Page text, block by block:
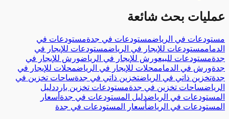
بحث شائعة
في الرياض مستودعات في جدةمستودعات في
مستودعات للإيجار في الرياض مستودعات للإيجار في
للبيعورش للإيجار في الرياض ورش للإيجار في
في الدمام محلات للإيجار في الرياض محلات للإيجار في
ذاتي في الرياض تخزين ذاتي في جدةساحات تخزين في
ساحات تخزين في جدةمستودعات تخزين بارددليل
في الرياض دليل المستودعات في جدةأسعار
في الرياض أسعار المستودعات في جدة